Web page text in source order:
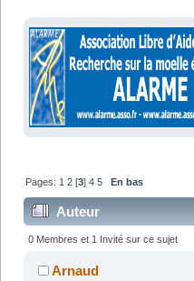
Pages: 1 2 [3]4 5 En bas
Auteur
mutuelles (Lu 102677 fois)
0 Membres et 1 Invité sur ce sujet
Arnaud